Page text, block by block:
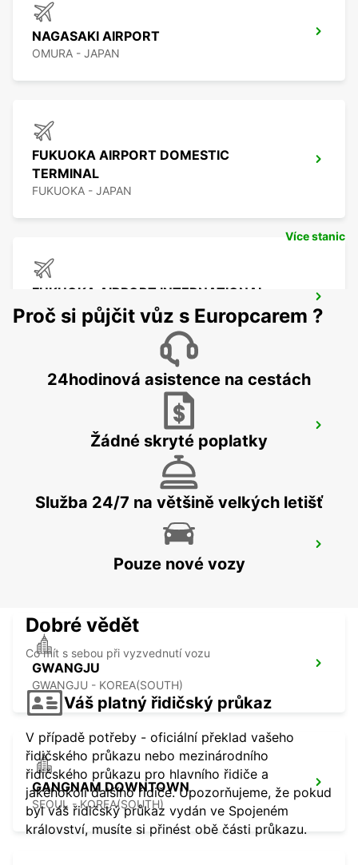
NAGASAKI AIRPORT
OMURA - JAPAN
FUKUOKA AIRPORT DOMESTIC
TERMINAL
FUKUOKA - JAPAN
FUKUOKA AIRPORT INTERNATIONAL
TERMINAL
FUKUOKA - JAPAN
YEOSU EXPO STATION
YEOSU - KOREA(SOUTH)
KANSAI INTERNATIONAL AIRPORT
IZUMISANO - JAPAN
GWANGJU
GWANGJU - KOREA(SOUTH)
GANGNAM DOWNTOWN
SEOUL - KOREA(SOUTH)
Více stanic
Proč si půjčit vůz s Europcarem ?
24hodinová asistence na cestách
Žádné skryté poplatky
Služba 24/7 na většině velkých letišť
Pouze nové vozy
Dobré vědět
Co mít s sebou při vyzvednutí vozu
Váš platný řidičský průkaz
V případě potřeby - oficiální překlad vašeho
řidičského průkazu nebo mezinárodního
řidičského průkazu pro hlavního řidiče a
jakéhokoli dalšího řidiče. Upozorňujeme, že pokud
byl váš řidičský průkaz vydán ve Spojeném
království, musíte si přinést obě části průkazu.